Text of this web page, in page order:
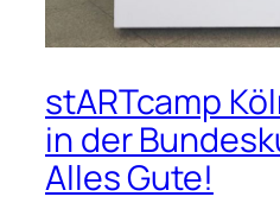
stARTcamp
in der
Alles Gute!